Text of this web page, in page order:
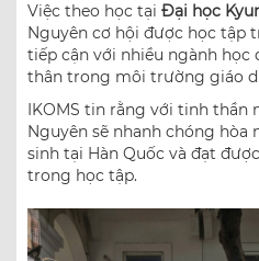
Việc theo học tại Đại học
Nguyên cơ hội được học tập
tiếp cận với nhiều ngành học
thân trong môi trường giáo
IKOMS tin rằng với tinh thần
Nguyên sẽ nhanh chóng hòa
sinh tại Hàn Quốc và đạt
trong học tập.